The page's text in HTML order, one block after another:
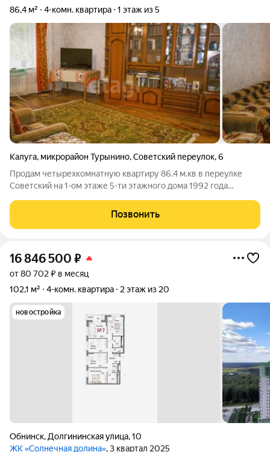
86,4 м² 4-комн. квартира 1 этаж из 5
Калуга, микрорайон Турынино,Советский переулок,6
Продам четырехкомнатную квартиру 86.4 м.кв в переулке
Советский на 1-ом этаже 5-ти этажного дома 1992 года
кухня 8.9 м.кв - все комнаты раздельные - большой коридор -
раздельный санузел В
Позвонить
16 846 500 ₽
от 80 702 ₽ в месяц
102,1 м²
4-комн. квартира 2 этаж из 20
новостройка
Обнинск, Долгининская улица,10
ЖК «Солнечная долина», 3 квартал 2025